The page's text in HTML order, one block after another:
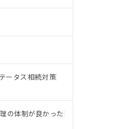
ータス相続対策
の体制が良かった